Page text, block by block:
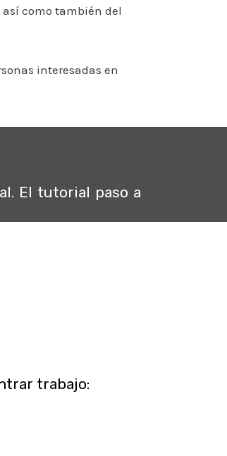
como también del
interesadas en
El tutorial paso a
trabajo: